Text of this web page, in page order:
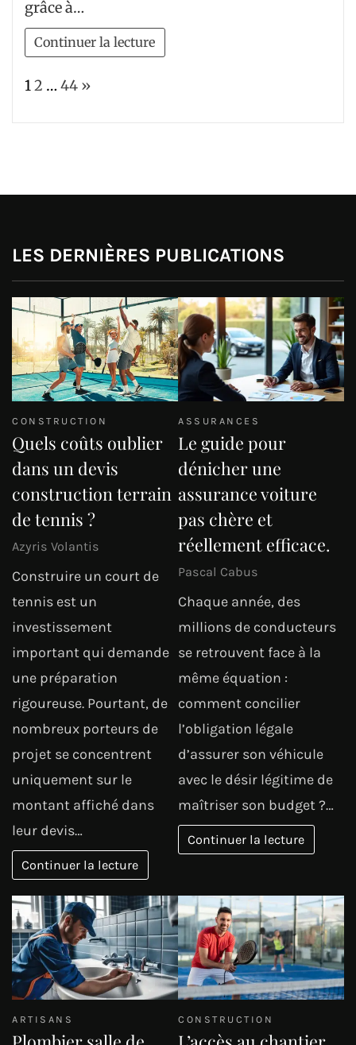
grâce à…
Continuer la lecture
Page:
12 … 44 Next
»
LES DERNIÈRES PUBLICATIONS
CONSTRUCTION
Quels coûts oublier
dans un devis
construction terrain
de tennis ?
Azyris Volantis
Construire un court de
tennis est un
investissement
important qui demande
une préparation
rigoureuse. Pourtant, de
nombreux porteurs de
projet se concentrent
uniquement sur le
montant affiché dans
leur devis…
Continuer la lecture
ASSURANCES
Le guide pour
dénicher une
assurance voiture
pas chère et
réellement efficace.
Pascal Cabus
Chaque année, des
millions de conducteurs
se retrouvent face à la
même équation :
comment concilier
l’obligation légale
d’assurer son véhicule
avec le désir légitime de
maîtriser son budget ?…
Continuer la lecture
ARTISANS CONSTRUCTION